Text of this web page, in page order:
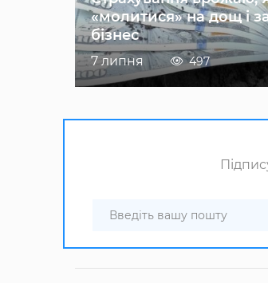
«молитися» на дощ і
бізнес
7 липня 497